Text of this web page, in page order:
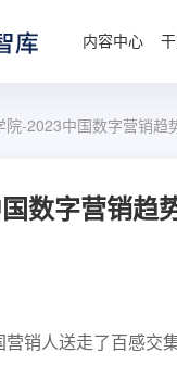
内容中心
院-2023中国数字营销趋
数字营销趋
销人送走了百感交